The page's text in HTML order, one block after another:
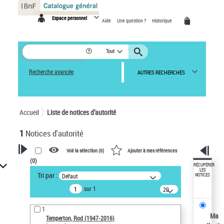
Espace personnel Aide Une question ? Historique
Tout
Recherche avancée AUTRES RECHERCHES
Accueil Liste de notices d’autorité
1 Notices d'autorité
VOTRE RECHERCHE
Recherche avancée dans les
notices d’autorité
Œuvres liées à l'auteur :
Temperton, Rod (1947-2016)
Voir la sélection (0) Ajouter à mes références
(0)
Tri par : Défaut
sur 1
20
résultats/page
1
Temperton, Rod (1947-2016)
RÉCUPÉRER
LES
NOTICES
Ma
Panneau de gestion des cookies